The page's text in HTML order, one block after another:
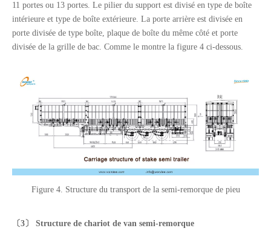
11 portes ou 13 portes. Le pilier du support est divisé en type de boîte
intérieure et type de boîte extérieure. La porte arrière est divisée en
porte divisée de type boîte, plaque de boîte du même côté et porte
divisée de la grille de bac. Comme le montre la figure 4 ci-dessous.
Figure 4. Structure du transport de la semi-remorque de pieu
〔3〕 Structure de chariot de van semi-remorque